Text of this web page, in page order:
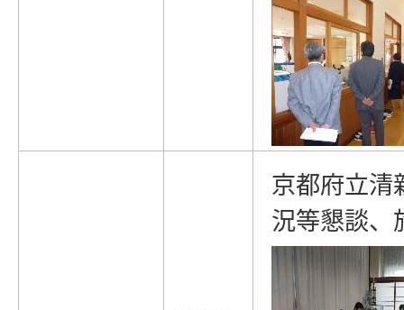
京都府立清
況等懇談、